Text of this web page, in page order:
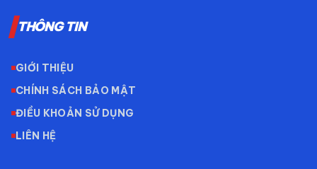
THÔNG TIN
GIỚI THIỆU
CHÍNH SÁCH BẢO MẬT
ĐIỀU KHOẢN SỬ DỤNG
LIÊN HỆ